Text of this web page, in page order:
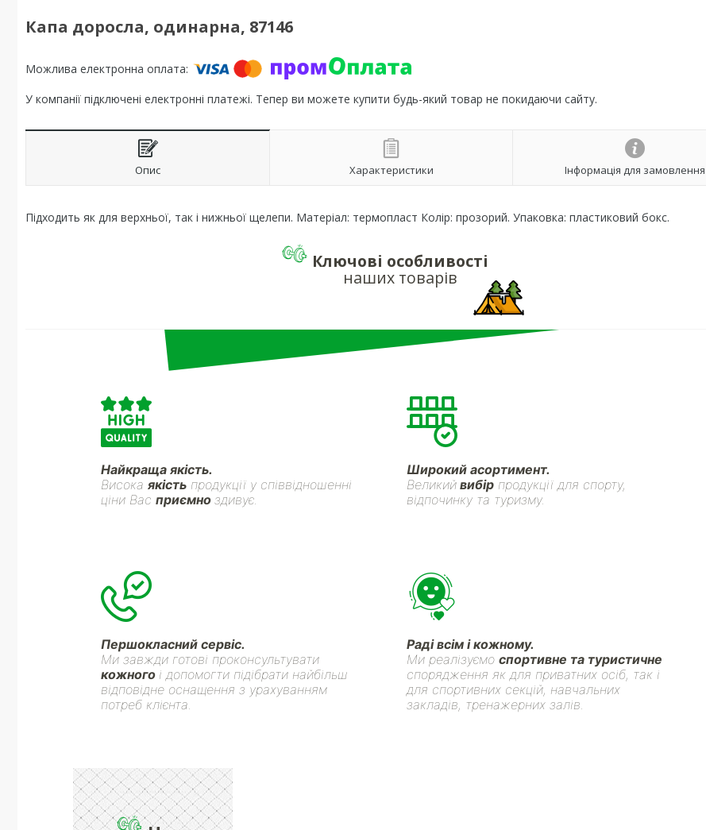
Капа доросла, одинарна, 87146
У компанії підключені електронні платежі. Тепер ви можете купити будь-який товар не покидаючи сайту.
Опис Характеристики Інформація для замовлення
Підходить як для верхньої, так і нижньої щелепи. Матеріал: термопласт Колір: прозорий. Упаковка: пластиковий бокс.
Ключові особливості
наших товарів
Найкраща якість.
Висока якістьпродукції у співвідношенні
ціни Вас приємно здивує.
Широкий асортимент.
Великийвибірпродукції для спорту,
відпочинку та туризму.
Першокласний сервіс.
Ми завжди готові проконсультувати
кожного і допомогти підібрати найбільш
відповідне оснащення з урахуванням
потреб клієнта.
Раді всім і кожному.
Ми реалізуємо спортивне та туристичне
спорядження як для приватних осіб, так і
для спортивних секцій, навчальних
закладів, тренажерних залів.